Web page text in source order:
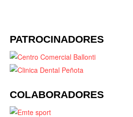
PATROCINADORES
COLABORADORES